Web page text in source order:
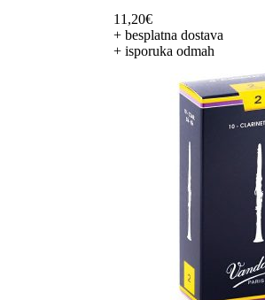
11,20€
+ besplatna dostava
+ isporuka odmah